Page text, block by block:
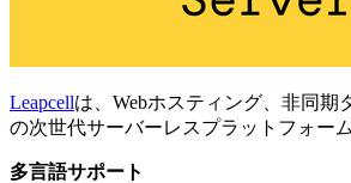
Leapcellは、Webホスティング、非同期
の次世代サーバーレスプラットフォーム
多言語サポート